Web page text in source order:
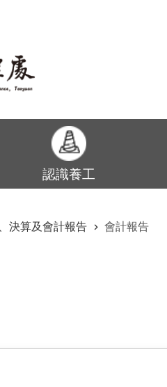
認識養工
決算及會計報告 會計報告